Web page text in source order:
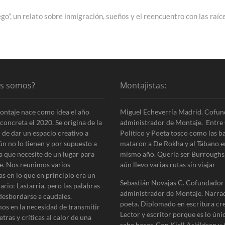
un relato sobre inmigración, sueños y el reencuentro con las
somos?
nace como idea el año
el 2020. Se origina de la
de dar un espacio creativo a
no lo tienen y por supuesto a
que necesite de un lugar para
Nos reunimos varios
en lo que en principio era un
Lastarria, pero las palabras
a caudales.
en la necesidad de transmitir
y críticas al calor de una
Montajistas:
Miguel Echeverría Madrid.
administrador de Montaje. Entre
Político y Poeta tosco como las
mataron a De Rokha y al Tábano
mismo año. Quería ser
aún llevo varias rutas sin viajar
Sebastián Novajas C.
administrador de Montaje.
poeta. Diplomado en escritura
Lector y escritor porque es lo